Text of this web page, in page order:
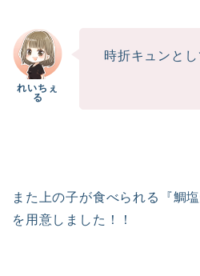
時折キュンとし
また上の子が食べられる『鯛
を用意しました！！